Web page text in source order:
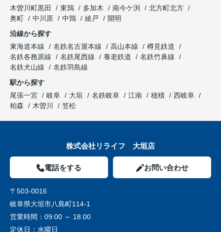
木曽川町黒田
東鶉 多加木 南今ケ渕
北方町北方
奥町
中川原 中鶉 綾戸
開明
沿線から探す
東海道本線
名鉄名古屋本線 高山本線
樽見鉄道
名鉄各務原線
名鉄尾西線 養老鉄道
名鉄竹鼻線
名鉄犬山線
名鉄羽島線
駅から探す
尾張一宮
岐阜 大垣 名鉄岐阜 江南 穂積
西岐阜
柏森
木曽川 笠松
株式会社リライフ 大垣店
電話をする お問い合わせ
〒503-0016
岐阜県大垣市八島町114-1
営業時間： 09:00 ～ 18:00
定休日： 水曜日